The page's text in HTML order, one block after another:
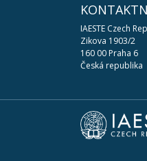
IAESTE Czech
Zikova 1903/2
160 00 Praha 6
Česká republika